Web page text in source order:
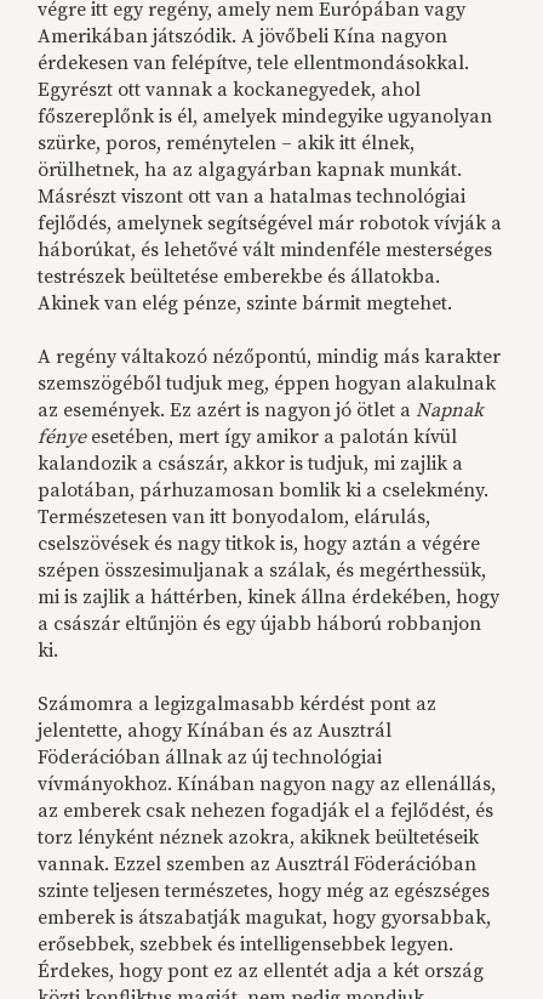
végre itt egy regény, amely nem Európában vagy
Amerikában játszódik. A jövőbeli Kína nagyon
érdekesen van felépítve, tele ellentmondásokkal.
Egyrészt ott vannak a kockanegyedek, ahol
főszereplőnk is él, amelyek mindegyike ugyanolyan
szürke, poros, reménytelen – akik itt élnek,
örülhetnek, ha az algagyárban kapnak munkát.
Másrészt viszont ott van a hatalmas technológiai
fejlődés, amelynek segítségével már robotok vívják a
háborúkat, és lehetővé vált mindenféle mesterséges
testrészek beültetése emberekbe és állatokba.
Akinek van elég pénze, szinte bármit megtehet.
A regény váltakozó nézőpontú, mindig más karakter
szemszögéből tudjuk meg, éppen hogyan alakulnak
az események. Ez azért is nagyon jó ötlet aNapnak
fényeesetében, mert így amikor a palotán kívül
kalandozik a császár, akkor is tudjuk, mi zajlik a
palotában, párhuzamosan bomlik ki a cselekmény.
Természetesen van itt bonyodalom, elárulás,
cselszövések és nagy titkok is, hogy aztán a végére
szépen összesimuljanak a szálak, és megérthessük,
mi is zajlik a háttérben, kinek állna érdekében, hogy
a császár eltűnjön és egy újabb háború robbanjon
ki.
Számomra a legizgalmasabb kérdést pont az
jelentette, ahogy Kínában és az Ausztrál
Föderációban állnak az új technológiai
vívmányokhoz. Kínában nagyon nagy az ellenállás,
az emberek csak nehezen fogadják el a fejlődést, és
torz lényként néznek azokra, akiknek beültetéseik
vannak. Ezzel szemben az Ausztrál Föderációban
szinte teljesen természetes, hogy még az egészséges
emberek is átszabatják magukat, hogy gyorsabbak,
erősebbek, szebbek és intelligensebbek legyen.
Érdekes, hogy pont ez az ellentét adja a két ország